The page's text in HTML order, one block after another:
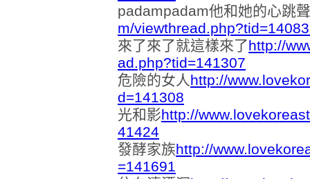
padampadam他和她的心跳聲
m/
來了來了就這樣來了http://
ad.php?tid=141307
危險的女人http://
d=141308
光和影http://
41424
發酵家族http://
=141691